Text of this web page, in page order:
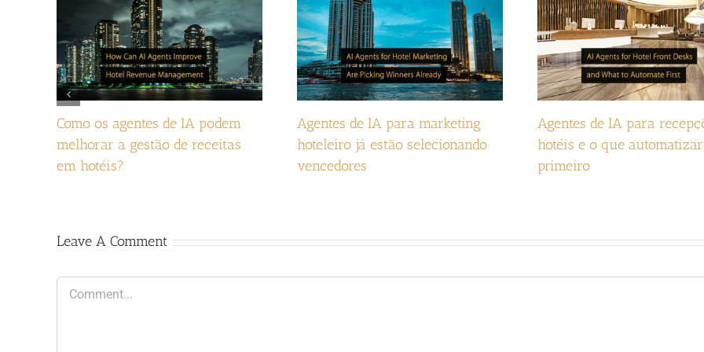
Como os agentes de IA podem
melhorar a gestão de receitas
em hotéis?
Agentes de IA para marketing
hoteleiro já estão selecionando
vencedores
Agentes de IA para
hotéis e o que automatizar
primeiro
Leave A Comment
Comment